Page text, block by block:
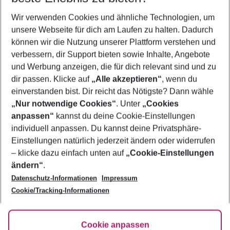
2 Erwachsene Keine Kinder
Mehr Filter anzeigen
Footer
Footer navigation
Über uns
AGB
Bestpreisgarantie
Cookie-Einstellungen ändern
Cookie-Richtlinie
Agenturbetreuung
Barrierefreies Reisen
FAQ
HanseMerkur Reiseversicherung
Folge uns
Wir verwenden Cookies und ähnliche Technologien, um
unsere Webseite für dich am Laufen zu halten. Dadurch
können wir die Nutzung unserer Plattform verstehen und
verbessern, dir Support bieten sowie Inhalte, Angebote
und Werbung anzeigen, die für dich relevant sind und zu
dir passen. Klicke auf „Alle akzeptieren“, wenn du
einverstanden bist. Dir reicht das Nötigste? Dann wähle
„Nur notwendige Cookies“. Unter „Cookies
anpassen“ kannst du deine Cookie-Einstellungen
individuell anpassen. Du kannst deine Privatsphäre-
Einstellungen natürlich jederzeit ändern oder widerrufen
– klicke dazu einfach unten auf „Cookie-Einstellungen
ändern“.
Datenschutz-Informationen
Impressum
Cookie/Tracking-Informationen
Cookie anpassen